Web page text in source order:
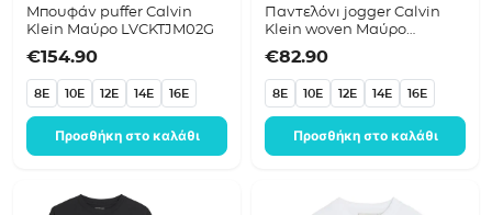
Μπουφάν puffer Calvin
Klein Μαύρο LVCKTJM02G
€154.90
8E 10E 12E 14E 16E
Προσθήκη στο καλάθι
Παντελόνι jogger Calvin
Klein woven Μαύρο
€82.90
8E 10E 12E 14E 16E
Προσθήκη στο καλάθι